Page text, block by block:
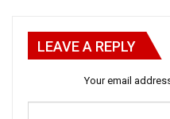
LEAVE A REPLY
Your email